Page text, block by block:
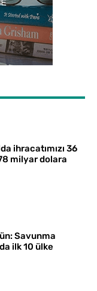
ihracatımızı 36
milyar dolara
Savunma
ilk 10 ülke